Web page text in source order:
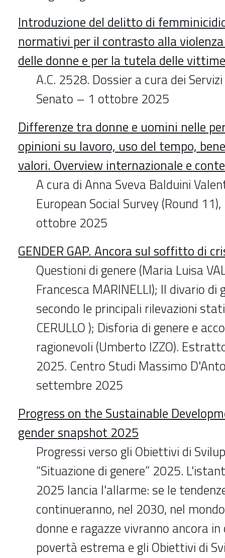
Introduzione del delitto di
normativi per il contrasto alla
delle donne e per la tutela delle vittime
A.C. 2528. Dossier a cura dei
Senato – 1 ottobre 2025
Differenze tra donne e uomini nelle
opinioni su lavoro, uso del tempo,
valori. Overview internazionale e
A cura di Anna Sveva Balduini
European Social Survey (Round
ottobre 2025
GENDER GAP. Ancora sul soffitto di
Questioni di genere (Maria Luisa
Francesca MARINELLI); Il divario di
secondo le principali rilevazioni
CERULLO ); Disforia di genere e
ragionevoli (Umberto IZZO).
2025. Centro Studi Massimo
settembre 2025
Progress on the Sustainable
gender snapshot 2025
Progressi verso gli Obiettivi di
“Situazione di genere” 2025.
2025 lancia l'allarme: se le
continueranno, nel 2030, nel
donne e ragazze vivranno ancora
povertà estrema e gli Obiettivi di